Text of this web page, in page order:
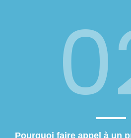
Pourquoi faire appel à un